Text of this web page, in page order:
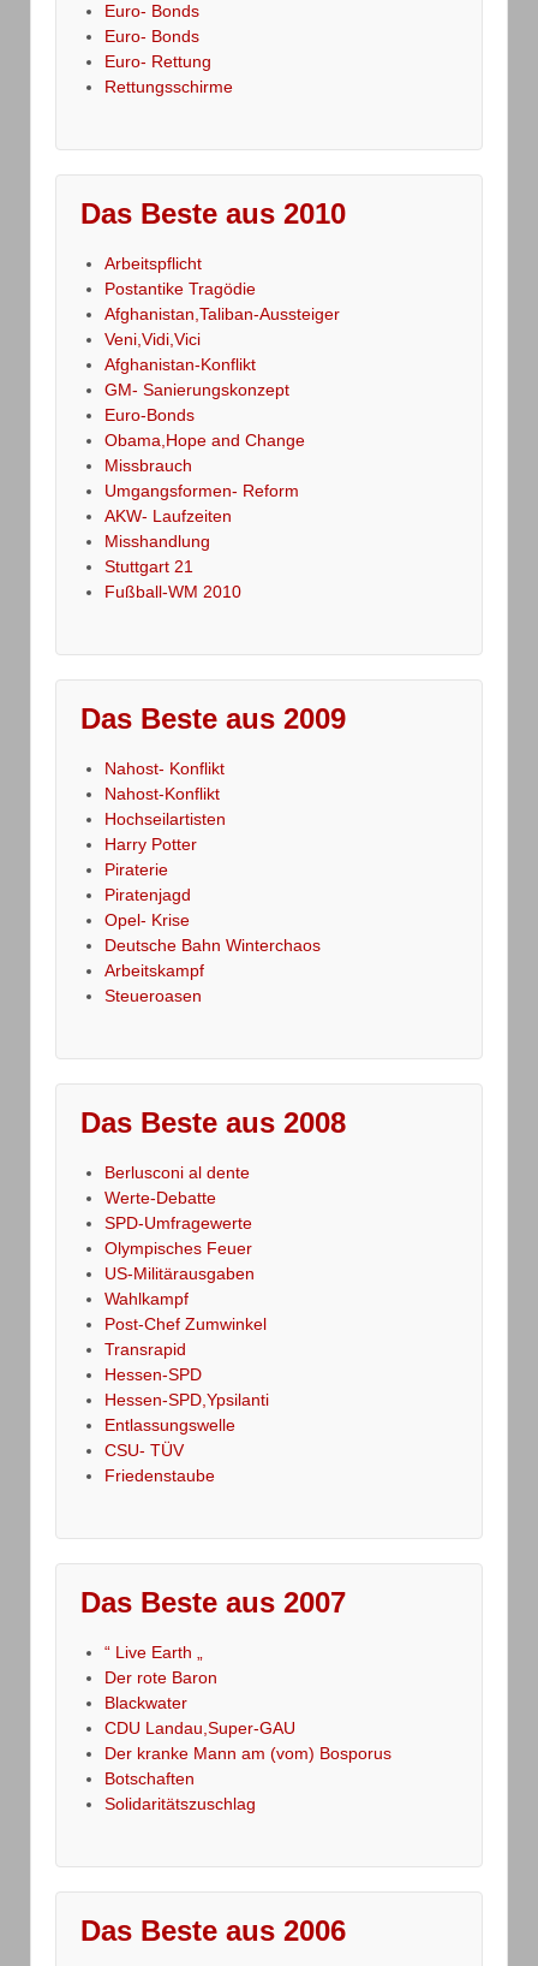
Euro- Bonds
Euro- Bonds
Euro- Rettung
Rettungsschirme
Das Beste aus 2010
Arbeitspflicht
Postantike Tragödie
Afghanistan,Taliban-Aussteiger
Veni,Vidi,Vici
Afghanistan-Konflikt
GM- Sanierungskonzept
Euro-Bonds
Obama,Hope and Change
Missbrauch
Umgangsformen- Reform
AKW- Laufzeiten
Misshandlung
Stuttgart 21
Fußball-WM 2010
Das Beste aus 2009
Nahost- Konflikt
Nahost-Konflikt
Hochseilartisten
Harry Potter
Piraterie
Piratenjagd
Opel- Krise
Deutsche Bahn Winterchaos
Arbeitskampf
Steueroasen
Das Beste aus 2008
Berlusconi al dente
Werte-Debatte
SPD-Umfragewerte
Olympisches Feuer
US-Militärausgaben
Wahlkampf
Post-Chef Zumwinkel
Transrapid
Hessen-SPD
Hessen-SPD,Ypsilanti
Entlassungswelle
CSU- TÜV
Friedenstaube
Das Beste aus 2007
“ Live Earth „
Der rote Baron
Blackwater
CDU Landau,Super-GAU
Der kranke Mann am (vom) Bosporus
Botschaften
Solidaritätszuschlag
Das Beste aus 2006